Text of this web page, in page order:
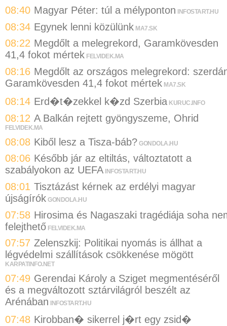
08:40 Magyar Péter: túl a mélyponton INFOSTART.HU
08:34 Egynek lenni közülünk MA7.SK
08:22 Megdőlt a melegrekord, Garamkövesden
41,4 fokot mértek FELVIDEK.MA
08:16 Megdőlt az országos melegrekord:
Garamkövesden 41,4 fokot mértek MA7.SK
08:14 Erd�t�zekkel k�zd Szerbia KURUC.INFO
08:12 A Balkán rejtett gyöngyszeme, Ohrid
FELVIDEK.MA
08:08 Kiből lesz a Tisza-báb? GONDOLA.HU
08:06 Később jár az eltiltás, változtatott a
szabályokon az UEFA INFOSTART.HU
08:01 Tisztázást kérnek az erdélyi magyar
újságírók GONDOLA.HU
07:58 Hirosima és Nagaszaki tragédiája soha
felejthető FELVIDEK.MA
07:57 Zelenszkij: Politikai nyomás is állhat a
légvédelmi szállítások csökkenése mögött
KARPATINFO.NET
07:49 Gerendai Károly a Sziget megmentéséről
és a megváltozott sztárvilágról beszélt az
Arénában INFOSTART.HU
07:48 Kirobban� sikerrel j�rt egy zsid�